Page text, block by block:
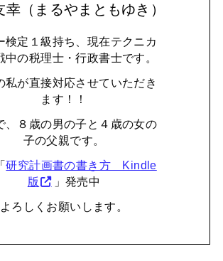
幸（まるやまともゆき）
検定１級持ち、現在テクニカ
中の税理士・行政書士です。
私が直接対応させていただき
ます！！
、８歳の男の子と４歳の女の
子の父親です。
研究計画書の書き方 Kindle
版
」発売中
よろしくお願いします。